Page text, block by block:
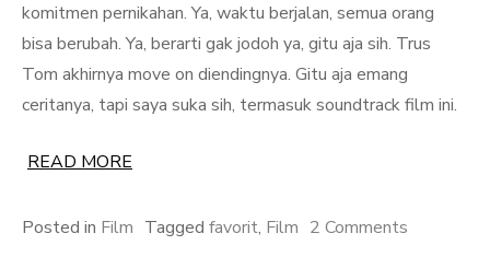
komitmen pernikahan. Ya, waktu berjalan, semua orang
bisa berubah. Ya, berarti gak jodoh ya, gitu aja sih. Trus
Tom akhirnya move on diendingnya. Gitu aja emang
ceritanya, tapi saya suka sih, termasuk soundtrack film ini.
READ MORE
Posted in Film Tagged favorit, Film 2 Comments